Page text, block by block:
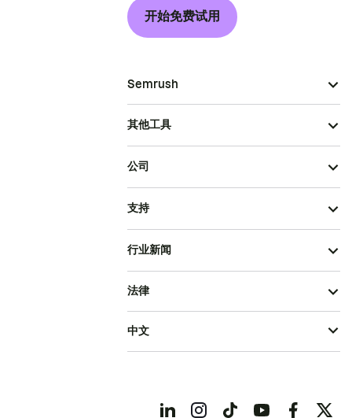
开始免费试用
Semrush
其他工具
公司
支持
行业新闻
法律
中文